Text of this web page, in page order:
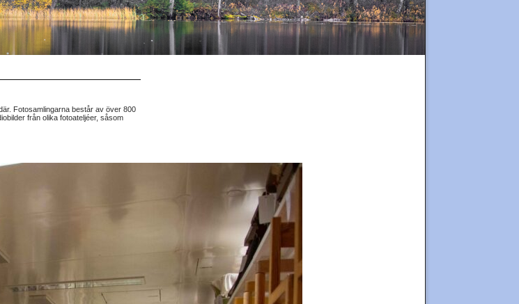
Fotosamlingarna består av över 800
från olika fotoateljéer, såsom